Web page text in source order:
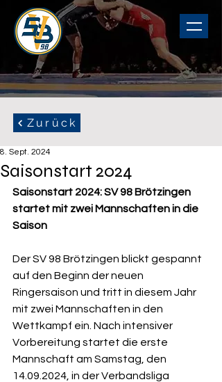
Zurück
Saisonstart 2024
8. Sept. 2024
Saisonstart 2024: SV 98 Brötzingen
startet mit zwei Mannschaften in die
Saison
Der SV 98 Brötzingen blickt gespannt
auf den Beginn der neuen
Ringersaison und tritt in diesem Jahr
mit zwei Mannschaften in den
Wettkampf ein. Nach intensiver
Vorbereitung startet die erste
Mannschaft am Samstag, den
14.09.2024, in der Verbandsliga